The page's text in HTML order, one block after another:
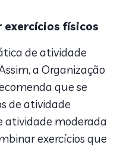
físicos
de atividade
a Organização
que se
de atividade
atividade moderada
exercícios que